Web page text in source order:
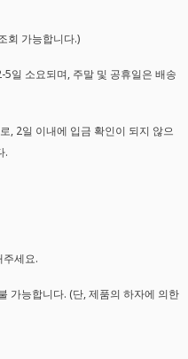
회 가능합니다.)
일 소요되며, 주말 및 공휴일은 배송
, 2일 이내에 입금 확인이 되지 않으
.
세요.
가능합니다. (단, 제품의 하자에 의한